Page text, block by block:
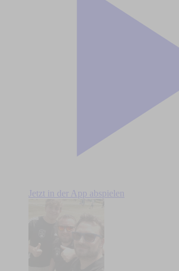
Jetzt in der App abspielen